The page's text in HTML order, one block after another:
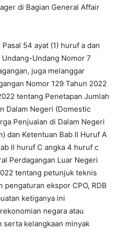
di Bagian General Affair
54 ayat (1) huruf a dan
Undang Nomor 7
juga melanggar
Nomor 129 Tahun 2022
tentang Penetapan Jumlah
Dalam Negeri (Domestic
Penjualan di Dalam Negeri
dan Ketentuan Bab II Huruf A
II huruf C angka 4 huruf c
Perdagangan Luar Negeri
tentang petunjuk teknis
pengaturan ekspor CPO, RDB
ketiganya ini
negara atau
serta kelangkaan minyak